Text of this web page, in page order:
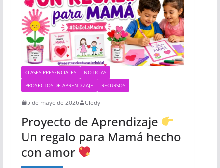
CLASES PRESENCIALES
NOTICIAS
PROYECTOS DE APRENDIZAJE
RECURSOS
5 de mayo de 2026 Cledy
Proyecto de Aprendizaje
Un regalo para Mamá hecho
con amor